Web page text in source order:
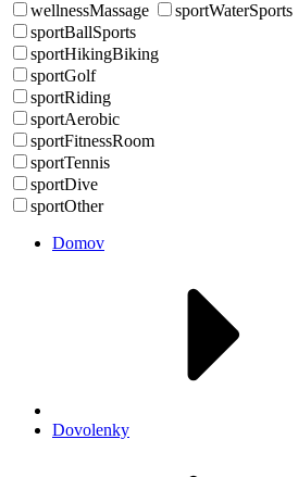
wellnessMassage
sportWaterSports
sportBallSports
sportHikingBiking
sportGolf
sportRiding
sportAerobic
sportFitnessRoom
sportTennis
sportDive
sportOther
Domov
Dovolenky